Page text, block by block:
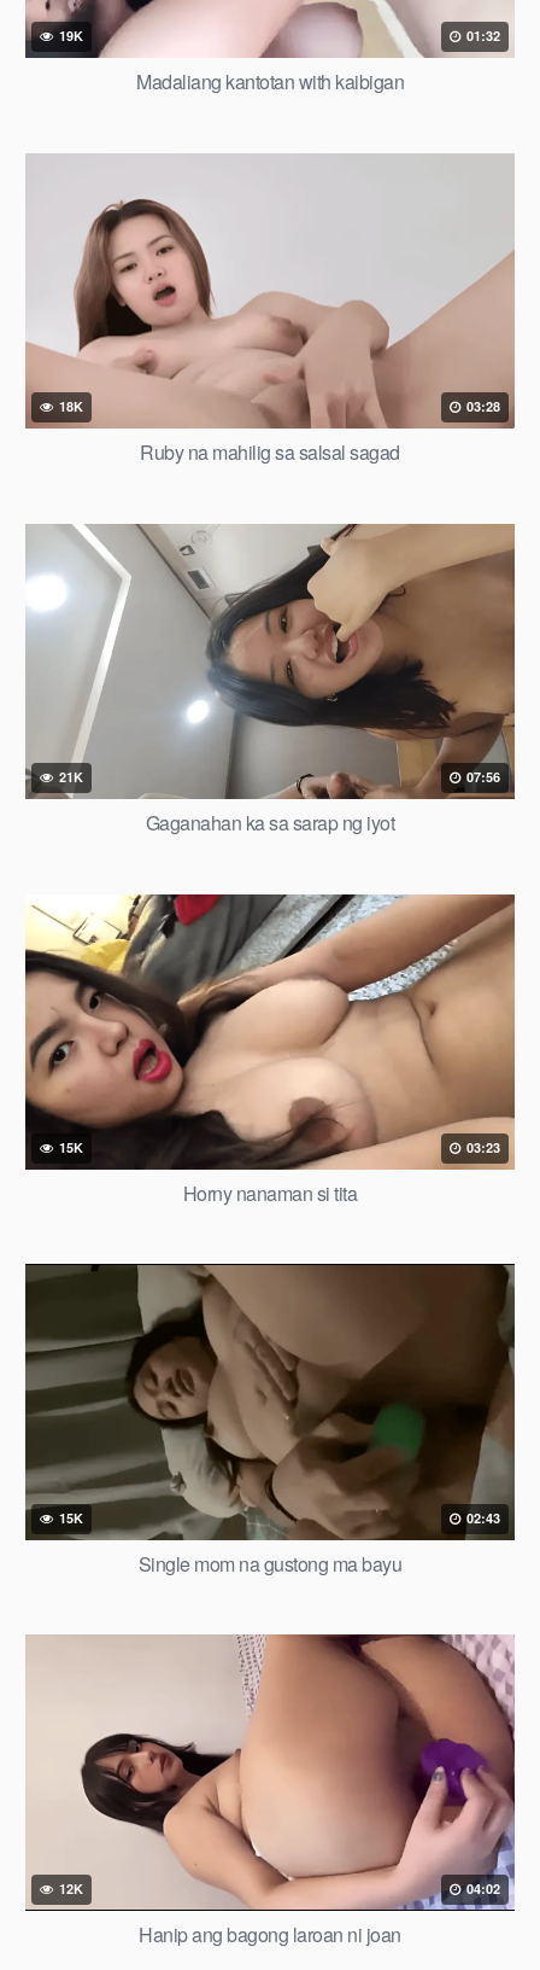
19K 01:32
Madaliang kantotan with kaibigan
18K 03:28
Ruby na mahilig sa salsal sagad
21K 07:56
Gaganahan ka sa sarap ng iyot
15K 03:23
Horny nanaman si tita
15K 02:43
Single mom na gustong ma bayu
12K 04:02
Hanip ang bagong laroan ni joan